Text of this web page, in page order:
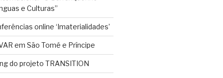
e Culturas”
online ‘Imaterialidades’
em São Tomé e Príncipe
do projeto TRANSITION